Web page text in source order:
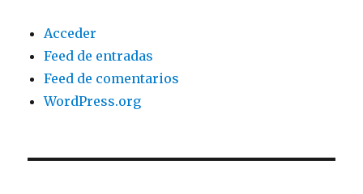
Acceder
Feed de entradas
Feed de comentarios
WordPress.org